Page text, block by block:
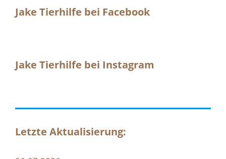
Jake Tierhilfe bei Facebook
Jake Tierhilfe bei Instagram
Letzte Aktualisierung: